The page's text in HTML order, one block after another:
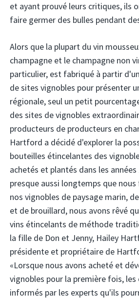
et ayant prouvé leurs critiques, ils
faire germer des bulles pendant
Alors que la plupart du vin
champagne et le champagne non
particulier, est fabriqué à partir
de sites vignobles pour présenter
régionale, seul un petit
des sites de vignobles
producteurs de producteurs en
Hartford a décidé d'explorer la
bouteilles étincelantes des
achetés et plantés dans les années
presque aussi longtemps que
nos vignobles de paysage marin,
et de brouillard, nous avons rêvé
vins étincelants de méthode
la fille de Don et Jenny, Hailey
présidente et propriétaire de
«Lorsque nous avons acheté et
vignobles pour la première fois,
informés par les experts qu'ils